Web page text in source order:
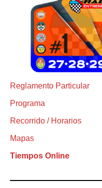
Reglamento Particular
Programa
Recorrido / Horarios
Mapas
Tiempos Online